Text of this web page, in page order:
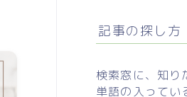
記事の探し方
検索窓に、知り
単語の入ってい